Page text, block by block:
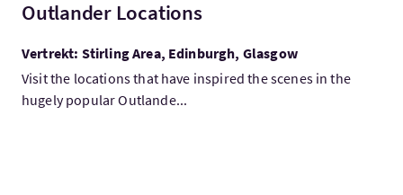
Outlander Locations
Vertrekt: Stirling Area, Edinburgh, Glasgow
Visit the locations that have inspired the scenes in the
hugely popular Outlande...